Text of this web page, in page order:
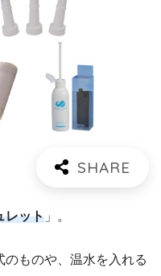
レット 」。
ものや、温水を入れる